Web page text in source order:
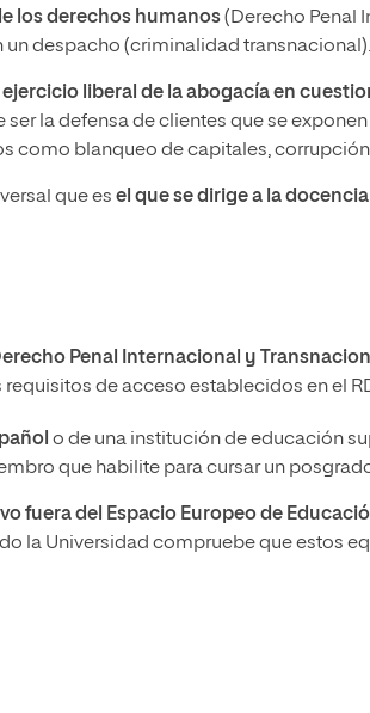
los derechos humanos(Derecho Penal
despacho (criminalidad transnacional).
ejercicio liberal de la abogacía en
la defensa de clientes que se
como blanqueo de capitales,
que es el que se dirige a la
Penal Internacional y
de acceso establecidos en el
o de una institución de educación
que habilite para cursar un
fuera del Espacio Europeo de
la Universidad compruebe que estos